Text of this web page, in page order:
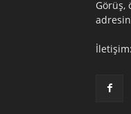
Görüş,
İletişim: